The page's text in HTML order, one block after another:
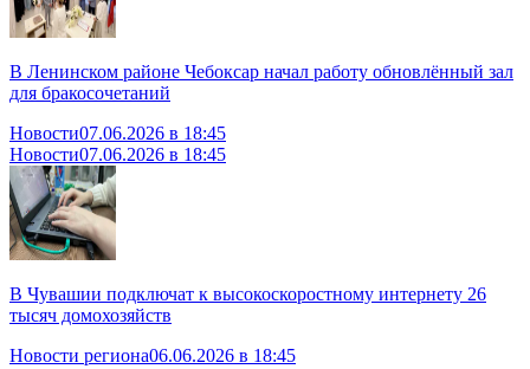
В Ленинском районе Чебоксар начал работу обновлённый зал
для бракосочетаний
Новости07.06.2026 в 18:45
Новости07.06.2026 в 18:45
В Чувашии подключат к высокоскоростному интернету 26
тысяч домохозяйств
Новости региона06.06.2026 в 18:45